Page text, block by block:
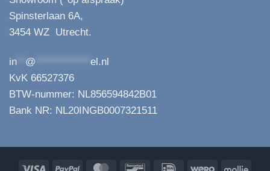
Spinsterlaan 6A,
3454 WZ Utrecht.
in @
el.nl
KvK 66527376
BTW-nummer: NL856594842B01
Bank NR: NL20INGB0007321511
Visa PayPal MasterCardBancontactIDeal Wero Mollie